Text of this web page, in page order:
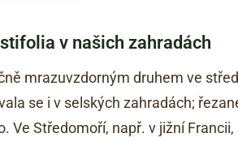
v našich zahradách
mrazuvzdorným druhem ve
se i v selských zahradách;
Ve Středomoří, např. v jižní